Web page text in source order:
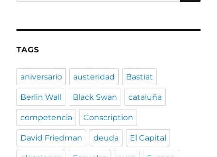
TAGS
aniversario austeridad Bastiat
Berlin Wall Black Swan cataluña
competencia Conscription
David Friedman deuda El Capital